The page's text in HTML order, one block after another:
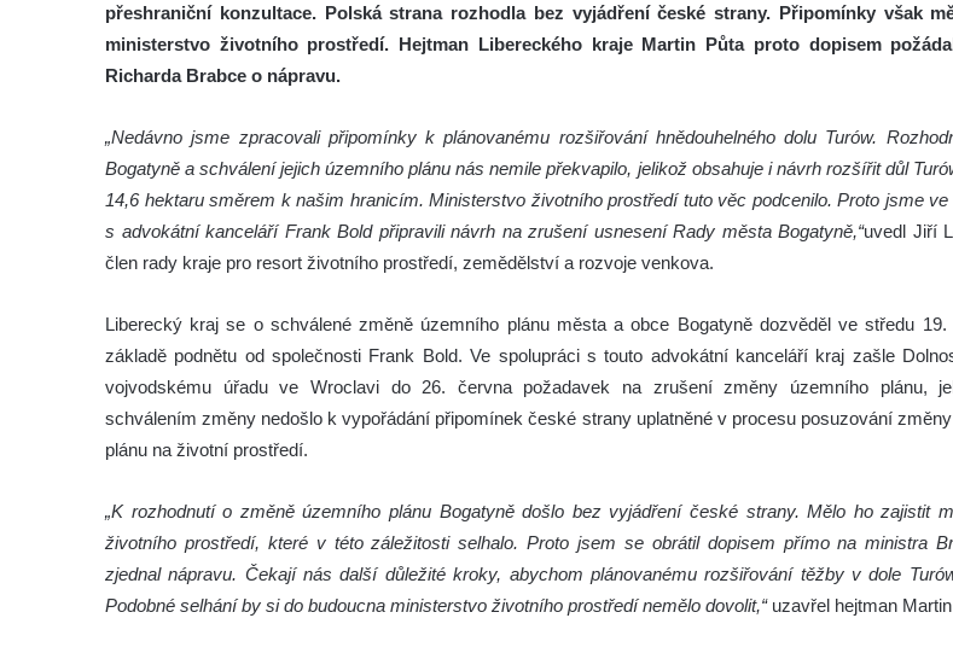
přeshraniční konzultace. Polská strana rozhodla bez vyjádření české strany. Připomínky však
ministerstvo životního prostředí. Hejtman Libereckého kraje Martin Půta proto dopisem
Richarda Brabce o nápravu.
„Nedávno jsme zpracovali připomínky k plánovanému rozšiřování hnědouhelného dolu Turów.
Bogatyně a schválení jejich územního plánu nás nemile překvapilo, jelikož obsahuje i návrh rozšířit důl
14,6 hektaru směrem k našim hranicím. Ministerstvo životního prostředí tuto věc podcenilo. Proto jsme ve
s advokátní kanceláří Frank Bold připravili návrh na zrušení usnesení Rady města Bogatyně,“uvedl Jiří
člen rady kraje pro resort životního prostředí, zemědělství a rozvoje venkova.
Liberecký kraj se o schválené změně územního plánu města a obce Bogatyně dozvěděl ve středu 19.
základě podnětu od společnosti Frank Bold. Ve spolupráci s touto advokátní kanceláří kraj zašle
vojvodskému úřadu ve Wroclavi do 26. června požadavek na zrušení změny územního plánu,
schválením změny nedošlo k vypořádání připomínek české strany uplatněné v procesu posuzování
plánu na životní prostředí.
„K rozhodnutí o změně územního plánu Bogatyně došlo bez vyjádření české strany. Mělo ho zajistit
životního prostředí, které v této záležitosti selhalo. Proto jsem se obrátil dopisem přímo na ministra
zjednal nápravu. Čekají nás další důležité kroky, abychom plánovanému rozšiřování těžby v dole
Podobné selhání by si do budoucna ministerstvo životního prostředí nemělo dovolit,“uzavřel hejtman